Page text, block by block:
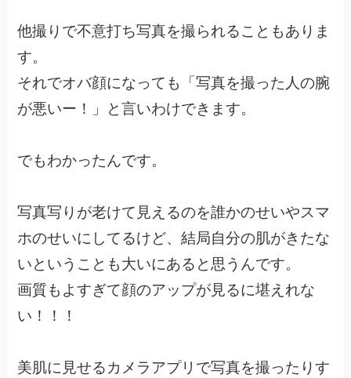
他撮りで不意打ち写真を撮られることもありま
す。
それでオバ顔になっても「写真を撮った人の腕
が悪いー！」と言いわけできます。
でもわかったんです。
写真写りが老けて見えるのを誰かのせいやスマ
ホのせいにしてるけど、結局自分の肌がきたな
いということも大いにあると思うんです。
画質もよすぎて顔のアップが見るに堪えれな
い！！！
美肌に見せるカメラアプリで写真を撮ったりす